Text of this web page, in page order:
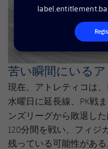
苦い瞬間にいる
現在、アトレティコは
水曜日に延長線、PK戦
ンズリーグから敗退し
120分間を戦い、フィジ
残っている可能性があ